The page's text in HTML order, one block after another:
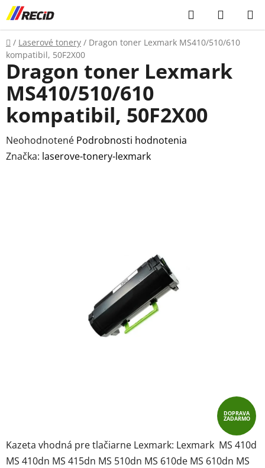
Prejsť
na
obsah
Hľadať
KOŠÍK
Domov
/ Laserové tonery / Dragon toner Lexmark MS410/510/610
kompatibil, 50F2X00
Kazeta vhodná pre tlačiarne Lexmark: Lexmark MS 410d
MS 410dn MS 415dn MS 510dn MS 610de MS 610dn MS
Dragon toner Lexmark
MS410/510/610
kompatibil, 50F2X00
Priemerné
hodnotenie
Neohodnotené Podrobnosti hodnotenia
Značka: laserove-tonery-lexmark
DOPRAVA
ZADARMO